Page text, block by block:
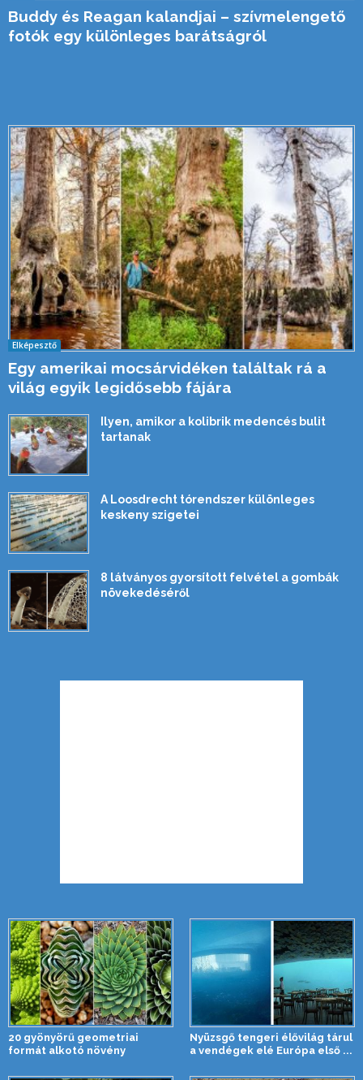
Buddy és Reagan kalandjai – szívmelengető
fotók egy különleges barátságról
Elképesztő
Egy amerikai mocsárvidéken találtak rá a
világ egyik legidősebb fájára
Ilyen, amikor a kolibrik medencés bulit
tartanak
A Loosdrecht tórendszer különleges
keskeny szigetei
8 látványos gyorsított felvétel a gombák
növekedéséről
20 gyönyörű geometriai
formát alkotó növény
Nyüzsgő tengeri élővilág tárul
a vendégek elé Európa első ...